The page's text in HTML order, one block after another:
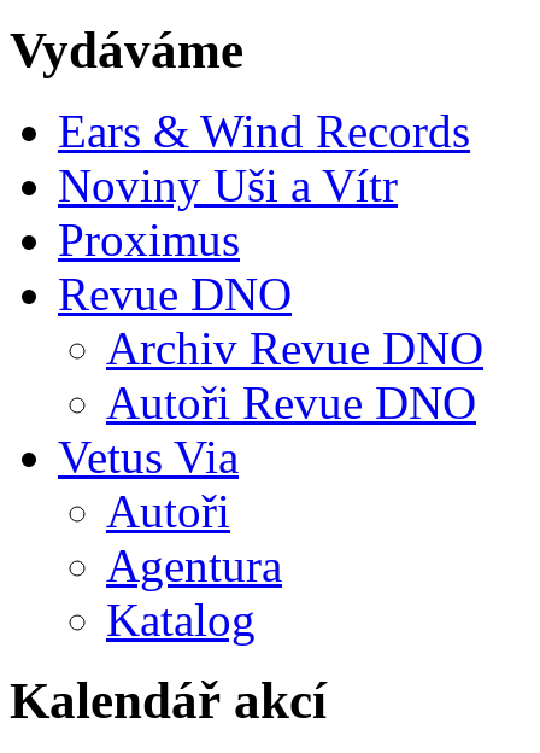
Vydáváme
Ears & Wind Records
Noviny Uši a Vítr
Proximus
Revue DNO
Archiv Revue DNO
Autoři Revue DNO
Vetus Via
Autoři
Agentura
Katalog
Kalendář akcí